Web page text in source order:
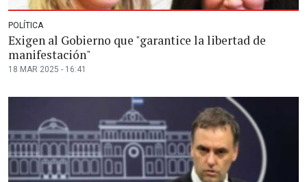
POLÍTICA
Exigen al Gobierno que "garantice la libertad de
manifestación"
18 MAR 2025 - 16:41